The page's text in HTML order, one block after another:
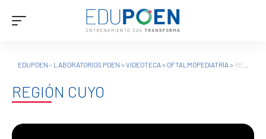
EDUPOEN - LABORATORIOS POEN >VIDEOTECA> OFTALMOPEDIATRÍA> REGIÓN CUYO
REGIÓN CUYO